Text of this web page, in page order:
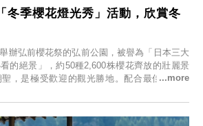
冬季櫻花燈光秀」活動，欣賞冬
辦弘前櫻花祭的弘前公園，被譽為「日本三大
的絕景」，約50種2,600株櫻花齊放的壯麗景
，是極受歡迎的觀光勝地。配合最佳觀雪時